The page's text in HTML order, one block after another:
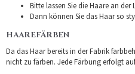
Bitte lassen Sie die Haare an der
Dann können Sie das Haar so
HAAREFÄRBEN
Da das Haar bereits in der Fabrik
nicht zu färben. Jede Färbung erfolgt